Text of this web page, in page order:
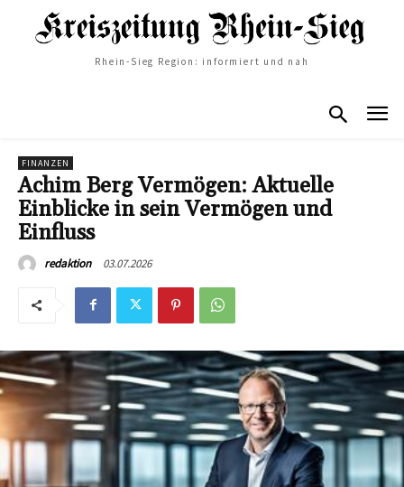
Rhein-Sieg Region: informiert und nah
FINANZEN
Achim Berg Vermögen: Aktuelle
Einblicke in sein Vermögen und
Einfluss
redaktion 03.07.2026